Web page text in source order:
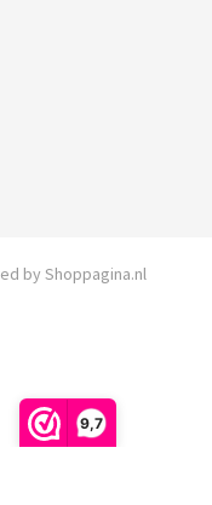
9,7
by Shoppagina.nl